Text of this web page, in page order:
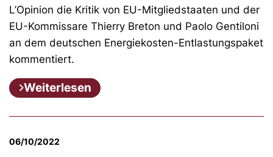
L’Opinion die Kritik von EU-Mitgliedstaaten und der
EU-Kommissare Thierry Breton und Paolo Gentiloni
an dem deutschen Energiekosten-Entlastungspaket
kommentiert.
Weiterlesen
06/10/2022